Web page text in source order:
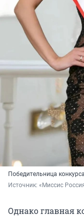
Победительница
Источник: «Миссис
Однако главная